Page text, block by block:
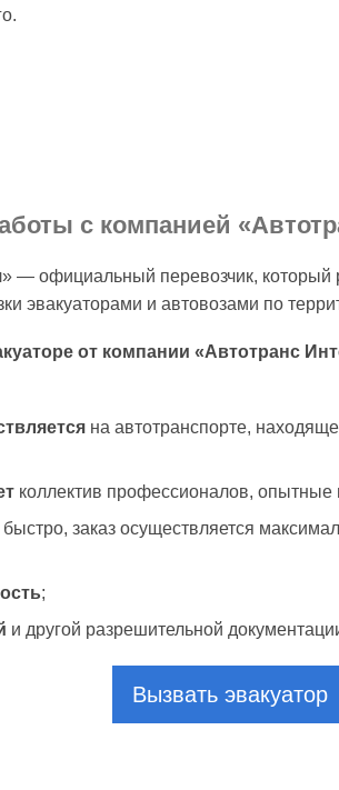
с компанией
— официальный перевозчик, который
эвакуаторами и автовозами по
от компании «Автотранс
на автотранспорте,
коллектив профессионалов, опытные
быстро, заказ осуществляется
;
и другой разрешительной
Вызвать эвакуатор